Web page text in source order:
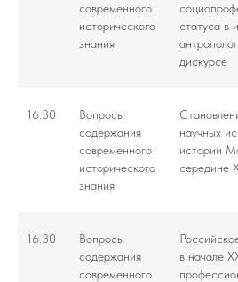
современного
исторического
знания
статуса в
дискурсе
16.30
Вопросы
содержания
современного
исторического
знания
научных
истории
середине
16.30
Вопросы
содержания
современного
в начале